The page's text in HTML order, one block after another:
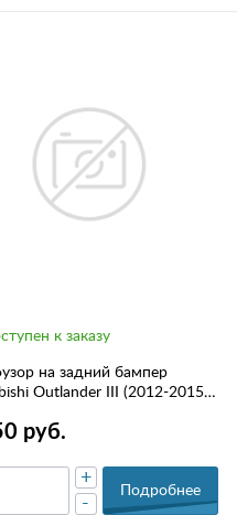
к заказу
на задний бампер
Outlander III (2012-2015)
руб.
-
+
Подробнее